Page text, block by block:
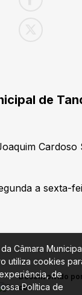
de
a sexta-
Desenvolvido
Câmara
utiliza cookies
de
Política de